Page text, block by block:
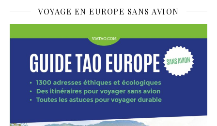
VOYAGE EN EUROPE SANS AVION